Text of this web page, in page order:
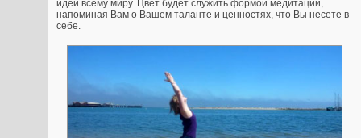
идеи всему миру. Цвет будет служить формой медитации,
напоминая Вам о Вашем таланте и ценностях, что Вы несете в
себе.